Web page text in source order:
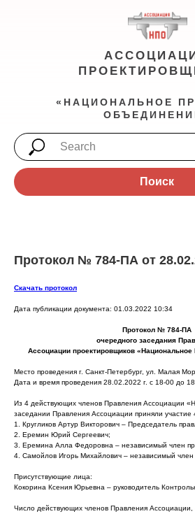
«НАЦИОНАЛЬНОЕ
Поиск
Протокол № 784-ПА от
Скачать протокол
Дата публикации документа: 01.03.2022 10:34
Протокол № 784-ПА
очередного заседания
Ассоциации проектировщиков
Место проведения г. Санкт-Петербург, ул. Малая
Дата и время проведения 28.02.2022 г. с 18-00 до
Из 4 действующих членов Правления Ассоциации
заседании Правления Ассоциации приняли участие
1. Кругликов Артур Викторович – Председатель
2. Еремин Юрий Сергеевич;
3. Еремина Алла Федоровна – независимый член
4. Самойлов Игорь Михайлович – независимый член
Присутствующие лица:
Кокорина Ксения Юрьевна – руководитель
Число действующих членов Правления Ассоциации,